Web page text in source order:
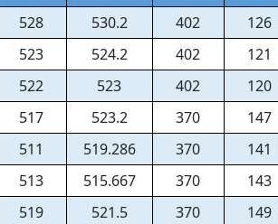
528 530.2 402 126
523 524.2 402 121
522 523 402 120
517 523.2 370 147
511 519.286 370 141
513 515.667 370 143
519 521.5 370 149